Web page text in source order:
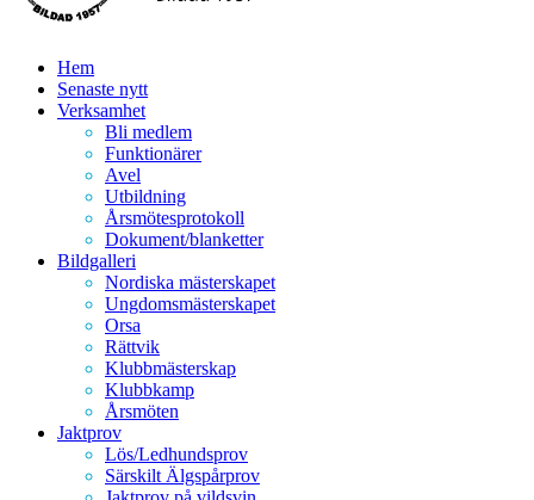
Hem
Senaste nytt
Verksamhet
Bli medlem
Funktionärer
Avel
Utbildning
Årsmötesprotokoll
Dokument/blanketter
Bildgalleri
Nordiska mästerskapet
Ungdomsmästerskapet
Orsa
Rättvik
Klubbmästerskap
Klubbkamp
Årsmöten
Jaktprov
Lös/Ledhundsprov
Särskilt Älgspårprov